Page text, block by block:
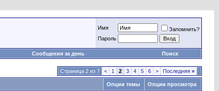
Имя
Запомнить?
Пароль
Сообщения за день Поиск
Страница 2 из 7 < 1 2 3 4 5 6 > Последняя »
Опции темы Опции просмотра